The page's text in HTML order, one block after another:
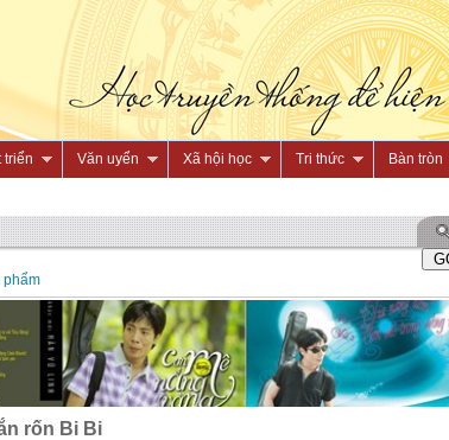
triển Văn uyển Xã hội học Tri thức Bàn tròn
phẩm
rốn Bi Bi